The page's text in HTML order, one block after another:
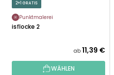
2+1 GRATIS
Punktmalerei
Eisflocke 2
ab 11,39 €
WÄHLEN